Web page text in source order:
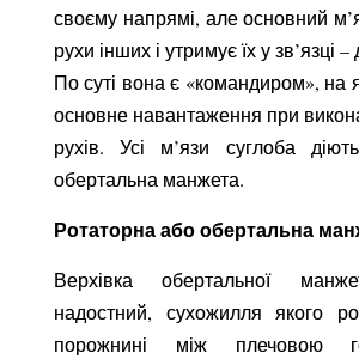
своєму напрямі, але основний
рухи інших і утримує їх у зв’язці
По суті вона є «командиром», на
основне навантаження при
рухів. Усі м’язи суглоба
обертальна манжета.
Ротаторна або обертальна
Верхівка обертальної
надостний, сухожилля якого
порожнині між плечовою